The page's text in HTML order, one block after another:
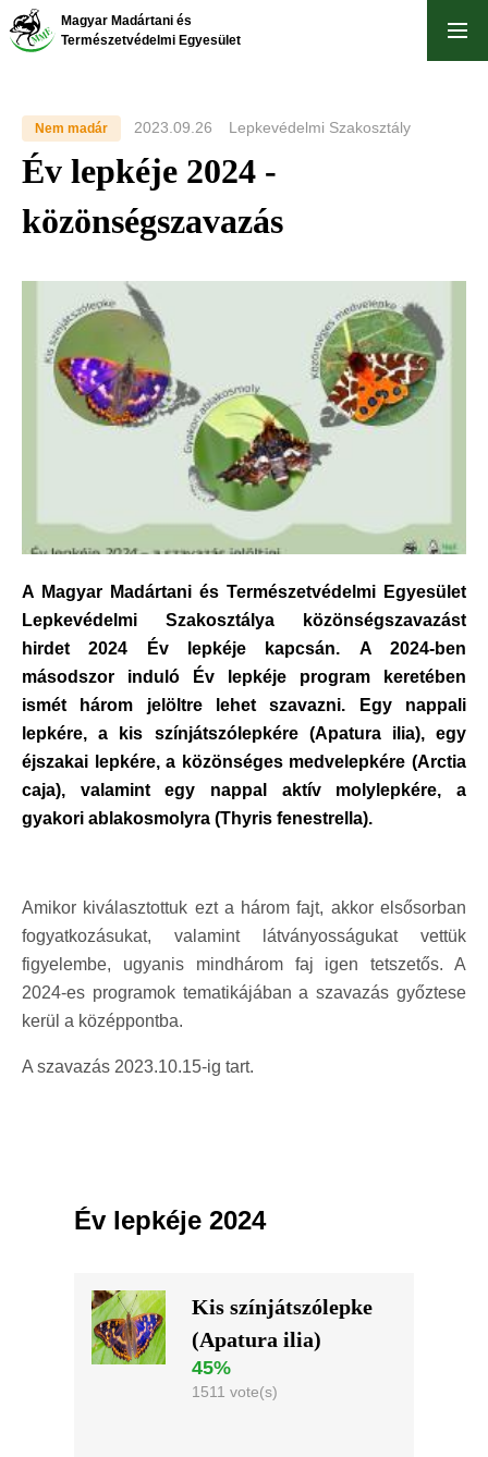
Skip
to
Magyar Madártani és
Természetvédelmi Egyesület
Nem madár 2023.09.26 Lepkevédelmi Szakosztály
Év lepkéje 2024 -
közönségszavazás
A Magyar Madártani és Természetvédelmi Egyesület
Lepkevédelmi Szakosztálya közönségszavazást
hirdet 2024 Év lepkéje kapcsán. A 2024-ben
másodszor induló Év lepkéje program keretében
ismét három jelöltre lehet szavazni. Egy nappali
lepkére, a kis színjátszólepkére (Apatura ilia), egy
éjszakai lepkére, a közönséges medvelepkére (Arctia
caja), valamint egy nappal aktív molylepkére, a
gyakori ablakosmolyra (Thyris fenestrella).
Amikor kiválasztottuk ezt a három fajt, akkor elsősorban
fogyatkozásukat, valamint látványosságukat vettük
figyelembe, ugyanis mindhárom faj igen tetszetős. A
2024-es programok tematikájában a szavazás győztese
kerül a középpontba.
A szavazás 2023.10.15-ig tart.
Év lepkéje 2024
Kis színjátszólepke
(Apatura ilia)
45%
1511 vote(s)